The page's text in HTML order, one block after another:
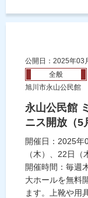
公開日：2025年03
全般
旭川市永山公民館
永山公民館
ニス開放（5
開催日：2025年
（木）、22日（
開催時間：毎
大ホールを無料
ます。上靴や用